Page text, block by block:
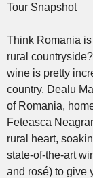
Tour Snapshot
Think Romania
rural
wine is pretty
country, Dealu
of Romania,
Feteasca
rural heart,
state-of-the-art
and rosé) to give